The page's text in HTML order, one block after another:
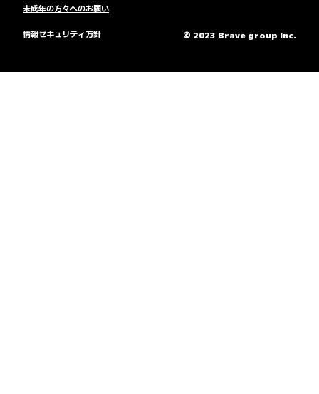
© 2023 Brave group Inc.
未成年の方々へのお願い
情報セキュリティ方針